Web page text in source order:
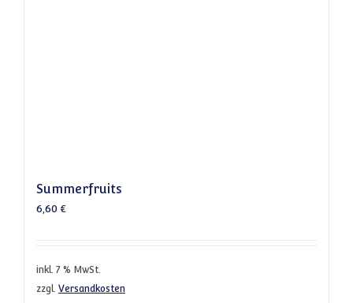
Summerfruits
6,60 €
inkl. 7 % MwSt.
zzgl. Versandkosten